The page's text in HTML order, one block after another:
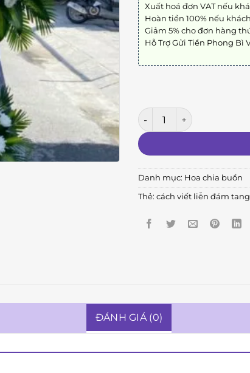
Xuất hoá đơn VAT nếu
Hoàn tiền 100% nếu
Giảm 5% cho đơn hàng
Hỗ Trợ Gửi Tiền Phong Bì
Biệt Ly A14 số lượng
Danh mục: Hoa chia buồn
Thẻ: cách viết liễn đám tang
ĐÁNH GIÁ (0)